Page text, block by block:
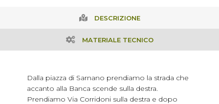
DESCRIZIONE
MATERIALE TECNICO
Dalla piazza di Sarnano prendiamo la strada che
accanto alla Banca scende sulla destra.
Prendiamo Via Corridoni sulla destra e dopo